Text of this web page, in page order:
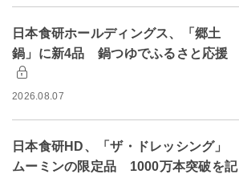
日本食研ホールディングス、「郷土
鍋」に新4品 鍋つゆでふるさと応援
2026.08.07
日本食研HD、「ザ・ドレッシング」
ムーミンの限定品 1000万本突破を記